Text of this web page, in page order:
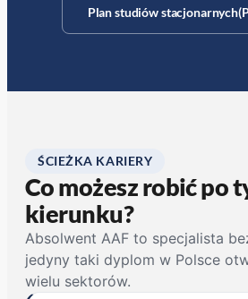
Plan studiów stacjonarnych
(otwiera
ŚCIEŻKA KARIERY
Co możesz robić po
kierunku?
Absolwent AAF to specjalista
jedyny taki dyplom w Polsce
wielu sektorów.